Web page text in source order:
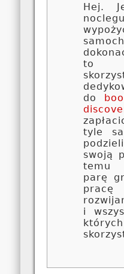
Hej.
to
do
tyle
swoją
temu
parę
i